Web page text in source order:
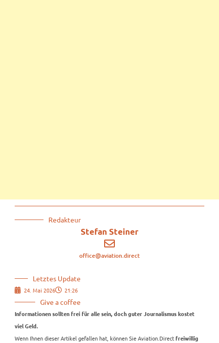
Redakteur
Stefan Steiner
office@aviation.direct
Letztes Update
24. Mai 2026 21:26
Give a coffee
Informationen sollten frei für alle sein, doch guter Journalismus kostet
viel Geld.
Wenn Ihnen dieser Artikel gefallen hat, können Sie Aviation.Direct freiwillig